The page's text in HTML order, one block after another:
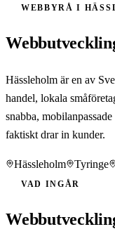
WEBBYRÅ I
Hässleholm är en av
handel, lokala
snabba,
faktiskt drar in kunder.
Hässleholm Tyringe
VAD INGÅR